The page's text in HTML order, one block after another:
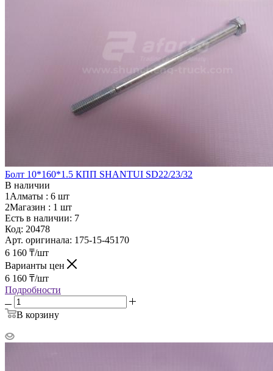
Болт 10*160*1.5 КПП SHANTUI SD22/23/32
В наличии
1Алматы : 6 шт
2Магазин : 1 шт
Есть в наличии: 7
Код: 20478
Арт. оригинала: 175-15-45170
6 160 ₸/шт
Варианты цен
6 160 ₸/шт
Подробности
В корзину